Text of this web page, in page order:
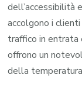
dell’accessibilità
accolgono i
traffico in entrata
offrono un
della